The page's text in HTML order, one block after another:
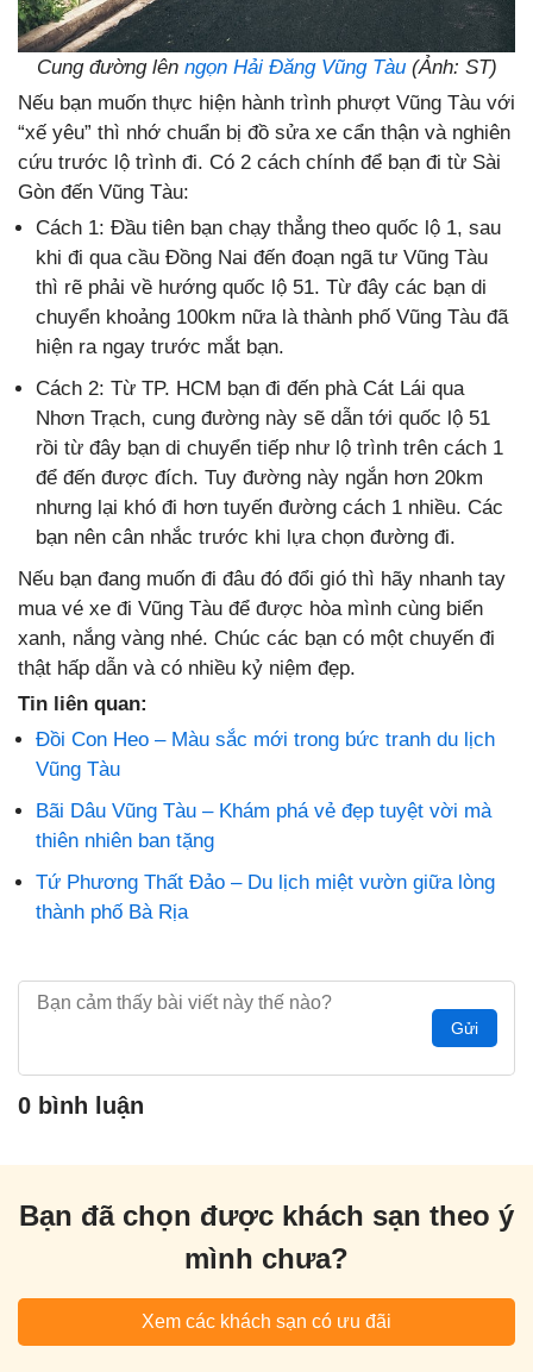
Cung đường lên ngọn Hải Đăng Vũng Tàu(Ảnh: ST)
Nếu bạn muốn thực hiện hành trình phượt Vũng Tàu với
“xế yêu” thì nhớ chuẩn bị đồ sửa xe cẩn thận và nghiên
cứu trước lộ trình đi. Có 2 cách chính để bạn đi từ Sài
Gòn đến Vũng Tàu:
Cách 1: Đầu tiên bạn chạy thẳng theo quốc lộ 1, sau
khi đi qua cầu Đồng Nai đến đoạn ngã tư Vũng Tàu
thì rẽ phải về hướng quốc lộ 51. Từ đây các bạn di
chuyển khoảng 100km nữa là thành phố Vũng Tàu đã
hiện ra ngay trước mắt bạn.
Cách 2: Từ TP. HCM bạn đi đến phà Cát Lái qua
Nhơn Trạch, cung đường này sẽ dẫn tới quốc lộ 51
rồi từ đây bạn di chuyển tiếp như lộ trình trên cách 1
để đến được đích. Tuy đường này ngắn hơn 20km
nhưng lại khó đi hơn tuyến đường cách 1 nhiều. Các
bạn nên cân nhắc trước khi lựa chọn đường đi.
Nếu bạn đang muốn đi đâu đó đổi gió thì hãy nhanh tay
mua vé xe đi Vũng Tàu để được hòa mình cùng biển
xanh, nắng vàng nhé. Chúc các bạn có một chuyến đi
thật hấp dẫn và có nhiều kỷ niệm đẹp.
Tin liên quan:
Đồi Con Heo – Màu sắc mới trong bức tranh du lịch
Vũng Tàu
Bãi Dâu Vũng Tàu – Khám phá vẻ đẹp tuyệt vời mà
thiên nhiên ban tặng
Tứ Phương Thất Đảo – Du lịch miệt vườn giữa lòng
thành phố Bà Rịa
Gửi
0 bình luận
Bạn đã chọn được khách sạn theo ý
mình chưa?
Xem các khách sạn có ưu đãi